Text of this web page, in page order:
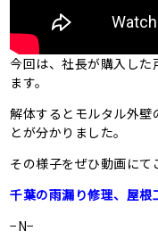
今回は、社長が購入した
ます。
解体するとモルタル外壁
とが分かりました。
その様子をぜひ動画に
千葉の雨漏り修理、屋根
−N−